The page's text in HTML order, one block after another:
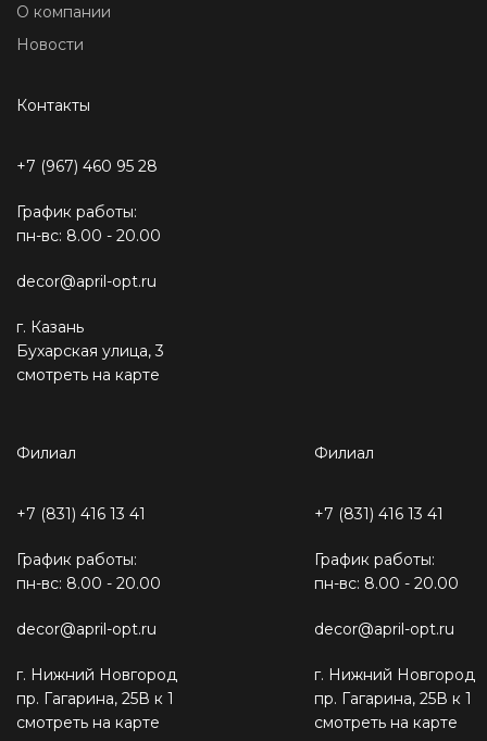
О компании
Новости
Контакты
+7 (967) 460 95 28
График работы:
пн-вс: 8.00 - 20.00
decor@april-opt.ru
г. Казань
Бухарская улица, 3
смотреть на карте
Филиал
+7 (831) 416 13 41
График работы:
пн-вс: 8.00 - 20.00
decor@april-opt.ru
г. Нижний Новгород
пр. Гагарина, 25В к 1
смотреть на карте
Филиал
+7 (831) 416 13 41
График работы:
пн-вс: 8.00 - 20.00
decor@april-opt.ru
г. Нижний Новгород
пр. Гагарина, 25В к 1
смотреть на карте